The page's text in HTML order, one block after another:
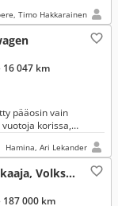
Timo Hakkarainen
16 047 km
pääosin vain
korissa,
Hamina, Ari Lekander
Volkswagen LT 3.1 Matkaaja, Volkswagen
187 000 km